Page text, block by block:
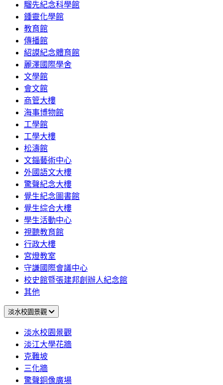
騮先紀念科學館
鍾靈化學館
教育館
傳播館
紹謨紀念體育館
麗澤國際學舍
文學館
會文館
商管大樓
海事博物館
工學館
工學大樓
松濤館
文錙藝術中心
外國語文大樓
驚聲紀念大樓
覺生紀念圖書館
覺生綜合大樓
學生活動中心
視聽教育館
行政大樓
宮燈教室
守謙國際會議中心
校史館暨張建邦創辦人紀念館
其他
淡水校園景觀
淡水校園景觀
淡江大學花牆
克難坡
三化牆
驚聲銅像廣場